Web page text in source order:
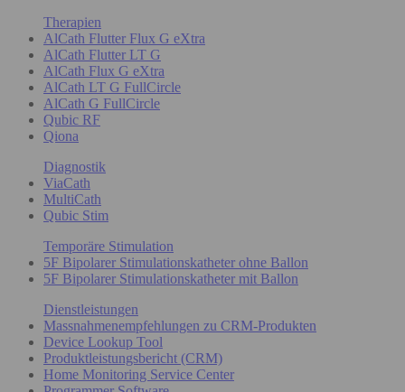
Therapien
AlCath Flutter Flux G eXtra
AlCath Flutter LT G
AlCath Flux G eXtra
AlCath LT G FullCircle
AlCath G FullCircle
Qubic RF
Qiona
Diagnostik
ViaCath
MultiCath
Qubic Stim
Temporäre Stimulation
5F Bipolarer Stimulationskatheter ohne Ballon
5F Bipolarer Stimulationskatheter mit Ballon
Dienstleistungen
Massnahmenempfehlungen zu CRM-Produkten
Device Lookup Tool
Produktleistungsbericht (CRM)
Home Monitoring Service Center